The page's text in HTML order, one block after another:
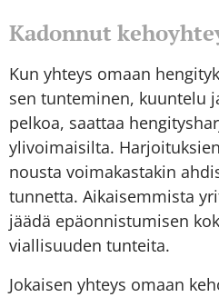
Kadonnut
Kun yhteys omaan
sen tunteminen, kuuntelu
pelkoa, saattaa
ylivoimaisilta.
nousta voimakastakin
tunnetta. Aikaisemmista
jäädä epäonnistumisen
viallisuuden tunteita.
Jokaisen yhteys omaan